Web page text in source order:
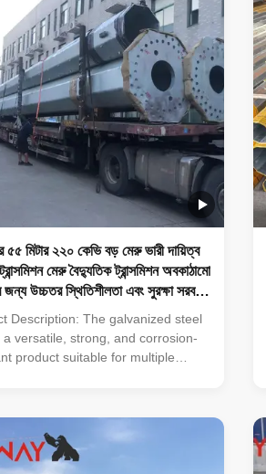
৫৫ মিটার ২২০ কেভি বড় মেরু ভারী দায়িত্ব
মেরু বৈদ্যুতিক ট্রান্সমিশন অবকাঠামো
জন্য উচ্চতর স্থিতিশীলতা এবং সুরক্ষা সরবরাহ
Description: The galvanized steel
a versatile, strong, and corrosion-
product suitable for multiple
(round, octagonal, polygonal),
tensile strengths from 235 to 500
thickness options from 1mm to